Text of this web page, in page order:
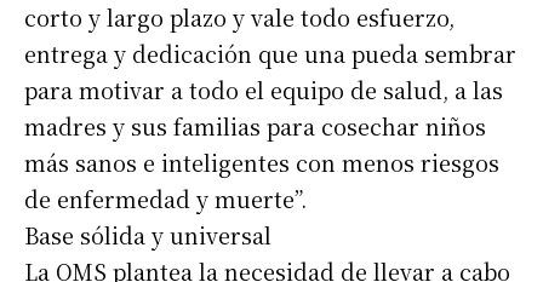
corto y largo plazo y vale todo esfuerzo,
entrega y dedicación que una pueda sembrar
para motivar a todo el equipo de salud, a las
madres y sus familias para cosechar niños
más sanos e inteligentes con menos riesgos
de enfermedad y muerte”.
Base sólida y universal
La OMS plantea la necesidad de llevar a cabo